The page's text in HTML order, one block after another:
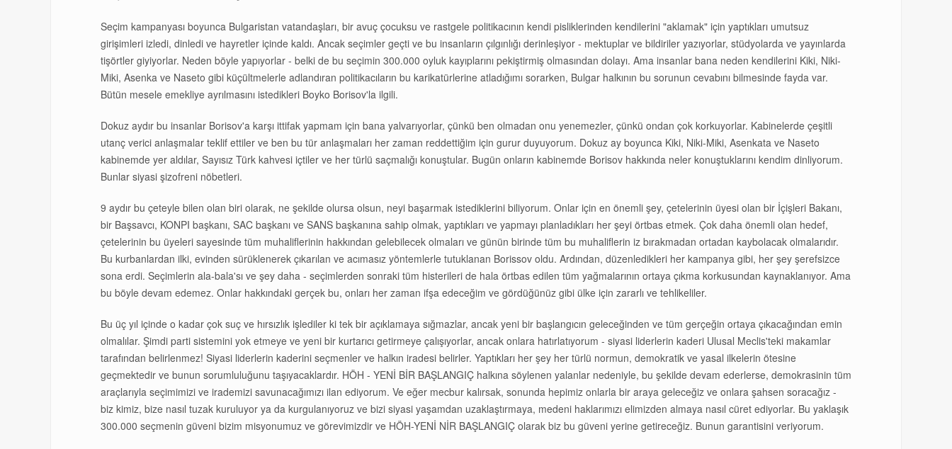
Seçim kampanyası boyunca Bulgaristan vatandaşları, bir avuç çocuksu ve rastgele politikacının kendi pisliklerinden kendilerini "aklamak" için yaptıkları umutsuz
girişimleri izledi, dinledi ve hayretler içinde kaldı. Ancak seçimler geçti ve bu insanların çılgınlığı derinleşiyor - mektuplar ve bildiriler yazıyorlar, stüdyolarda ve yayınlarda
tişörtler giyiyorlar. Neden böyle yapıyorlar - belki de bu seçimin 300.000 oyluk kayıplarını pekiştirmiş olmasından dolayı. Ama insanlar bana neden kendilerini Kiki, Niki-
Miki, Asenka ve Naseto gibi küçültmelerle adlandıran politikacıların bu karikatürlerine atladığımı sorarken, Bulgar halkının bu sorunun cevabını bilmesinde fayda var.
Bütün mesele emekliye ayrılmasını istedikleri Boyko Borisov'la ilgili.
Dokuz aydır bu insanlar Borisov'a karşı ittifak yapmam için bana yalvarıyorlar, çünkü ben olmadan onu yenemezler, çünkü ondan çok korkuyorlar. Kabinelerde çeşitli
utanç verici anlaşmalar teklif ettiler ve ben bu tür anlaşmaları her zaman reddettiğim için gurur duyuyorum. Dokuz ay boyunca Kiki, Niki-Miki, Asenkata ve Naseto
kabinemde yer aldılar, Sayısız Türk kahvesi içtiler ve her türlü saçmalığı konuştular. Bugün onların kabinemde Borisov hakkında neler konuştuklarını kendim dinliyorum.
Bunlar siyasi şizofreni nöbetleri.
9 aydır bu çeteyle bilen olan biri olarak, ne şekilde olursa olsun, neyi başarmak istediklerini biliyorum. Onlar için en önemli şey, çetelerinin üyesi olan bir İçişleri Bakanı,
bir Başsavcı, KONPI başkanı, SAC başkanı ve SANS başkanına sahip olmak, yaptıkları ve yapmayı planladıkları her şeyi örtbas etmek. Çok daha önemli olan hedef,
çetelerinin bu üyeleri sayesinde tüm muhaliflerinin hakkından gelebilecek olmaları ve günün birinde tüm bu muhaliflerin iz bırakmadan ortadan kaybolacak olmalarıdır.
Bu kurbanlardan ilki, evinden sürüklenerek çıkarılan ve acımasız yöntemlerle tutuklanan Borissov oldu. Ardından, düzenledikleri her kampanya gibi, her şey şerefsizce
sona erdi. Seçimlerin ala-bala'sı ve şey daha - seçimlerden sonraki tüm histerileri de hala örtbas edilen tüm yağmalarının ortaya çıkma korkusundan kaynaklanıyor. Ama
bu böyle devam edemez. Onlar hakkındaki gerçek bu, onları her zaman ifşa edeceğim ve gördüğünüz gibi ülke için zararlı ve tehlikeliler.
Bu üç yıl içinde o kadar çok suç ve hırsızlık işlediler ki tek bir açıklamaya sığmazlar, ancak yeni bir başlangıcın geleceğinden ve tüm gerçeğin ortaya çıkacağından emin
olmalılar. Şimdi parti sistemini yok etmeye ve yeni bir kurtarıcı getirmeye çalışıyorlar, ancak onlara hatırlatıyorum - siyasi liderlerin kaderi Ulusal Meclis'teki makamlar
tarafından belirlenmez! Siyasi liderlerin kaderini seçmenler ve halkın iradesi belirler. Yaptıkları her şey her türlü normun, demokratik ve yasal ilkelerin ötesine
geçmektedir ve bunun sorumluluğunu taşıyacaklardır. HÖH - YENİ BİR BAŞLANGIÇ halkına söylenen yalanlar nedeniyle, bu şekilde devam ederlerse, demokrasinin tüm
araçlarıyla seçimimizi ve irademizi savunacağımızı ilan ediyorum. Ve eğer mecbur kalırsak, sonunda hepimiz onlarla bir araya geleceğiz ve onlara şahsen soracağız -
biz kimiz, bize nasıl tuzak kuruluyor ya da kurgulanıyoruz ve bizi siyasi yaşamdan uzaklaştırmaya, medeni haklarımızı elimizden almaya nasıl cüret ediyorlar. Bu yaklaşık
300.000 seçmenin güveni bizim misyonumuz ve görevimizdir ve HÖH-YENİ NİR BAŞLANGIÇ olarak biz bu güveni yerine getireceğiz. Bunun garantisini veriyorum.